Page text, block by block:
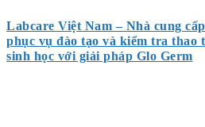
Labcare Việt Nam – Nhà cung
phục vụ đào tạo và kiểm tra thao
sinh học với giải pháp Glo Germ